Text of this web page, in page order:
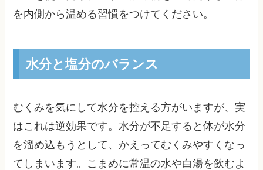
を内側から温める習慣をつけてください。
水分と塩分のバランス
むくみを気にして水分を控える方がいますが、実
はこれは逆効果です。水分が不足すると体が水分
を溜め込もうとして、かえってむくみやすくなっ
てしまいます。こまめに常温の水や白湯を飲むよ